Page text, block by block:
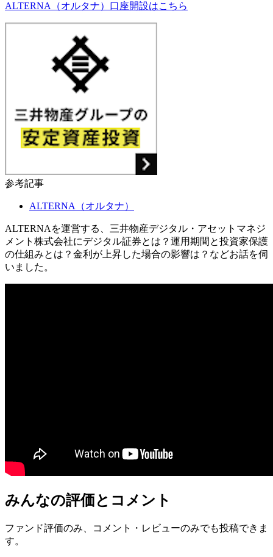
ALTERNA（オルタナ） 口座開設はこちら
参考記事
ALTERNA（オルタナ）
ALTERNAを運営する、三井物産デジタル・アセットマネジ
メント株式会社にデジタル証券とは？運用期間と投資家保護
の仕組みとは？金利が上昇した場合の影響は？などお話を伺
いました。
みんなの評価とコメント
ファンド評価のみ、コメント・レビューのみでも投稿できま
す。